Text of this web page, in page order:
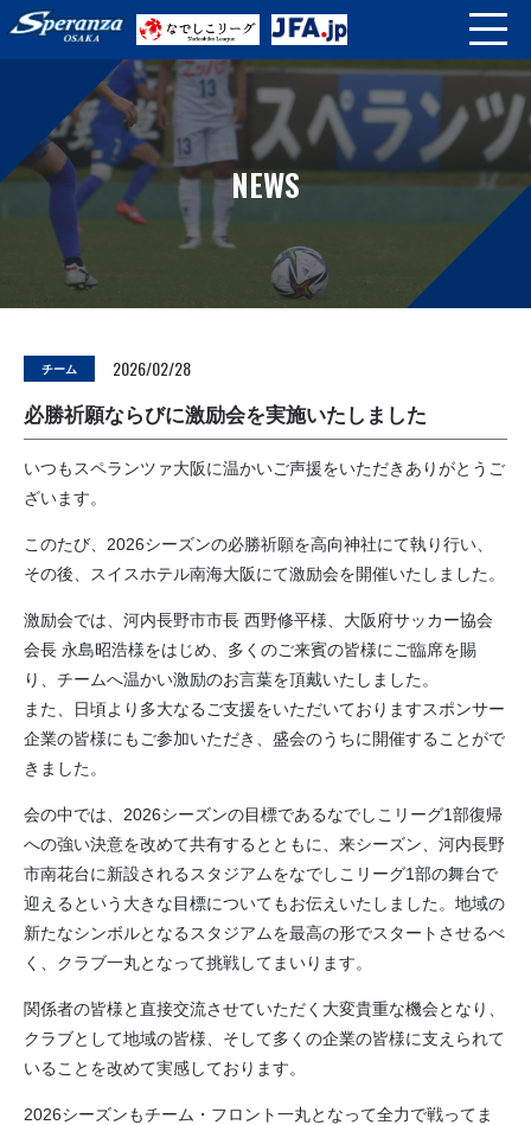
NEWS
チーム 2026/02/28
必勝祈願ならびに激励会を実施いたしました
いつもスペランツァ大阪に温かいご声援をいただきありがとうご
ざいます。
このたび、2026シーズンの必勝祈願を高向神社にて執り行い、
その後、スイスホテル南海大阪にて激励会を開催いたしました。
激励会では、河内長野市市長 西野修平様、大阪府サッカー協会
会長 永島昭浩様をはじめ、多くのご来賓の皆様にご臨席を賜
り、チームへ温かい激励のお言葉を頂戴いたしました。
また、日頃より多大なるご支援をいただいておりますスポンサー
企業の皆様にもご参加いただき、盛会のうちに開催することがで
きました。
会の中では、2026シーズンの目標であるなでしこリーグ1部復帰
への強い決意を改めて共有するとともに、来シーズン、河内長野
市南花台に新設されるスタジアムをなでしこリーグ1部の舞台で
迎えるという大きな目標についてもお伝えいたしました。地域の
新たなシンボルとなるスタジアムを最高の形でスタートさせるべ
く、クラブ一丸となって挑戦してまいります。
関係者の皆様と直接交流させていただく大変貴重な機会となり、
クラブとして地域の皆様、そして多くの企業の皆様に支えられて
いることを改めて実感しております。
2026シーズンもチーム・フロント一丸となって全力で戦ってま